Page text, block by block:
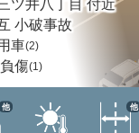
ツ井八丁目 付近
小破事故
車(2)
負傷(1)
他 他